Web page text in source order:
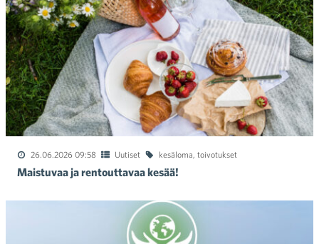
26.06.2026 09:58 Uutiset kesäloma, toivotukset
Maistuvaa ja rentouttavaa kesää!